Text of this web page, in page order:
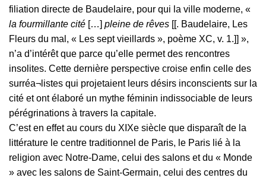
filiation directe de Baudelaire, pour qui la ville moderne, «
la fourmillante cité […] pleine de rêves [[. Baudelaire, Les
Fleurs du mal, « Les sept vieillards », poème XC, v. 1.]] »,
n’a d’intérêt que parce qu’elle permet des rencontres
insolites. Cette dernière perspective croise enfin celle des
surréa¬listes qui projetaient leurs désirs inconscients sur la
cité et ont élaboré un mythe féminin indissociable de leurs
pérégrinations à travers la capitale.
C’est en effet au cours du XIXe siècle que disparaît de la
littérature le centre traditionnel de Paris, le Paris lié à la
religion avec Notre-Dame, celui des salons et du « Monde
» avec les salons de Saint-Germain, celui des centres du